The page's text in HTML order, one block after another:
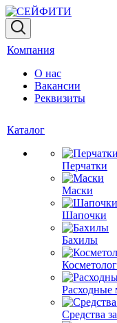
Компания
О нас
Вакансии
Реквизиты
Каталог
Перчатки
Маски
Шапочки
Бахилы
Расходные
Средства